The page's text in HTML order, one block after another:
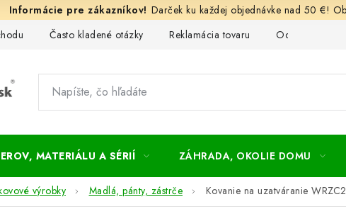
Darček ku každej objednávke nad 50 €!
Často kladené otázky Reklamácia tovaru Odstúpenie od
MATERIÁLU A SÉRIÍ ZÁHRADA, OKOLIE DOMU
výrobky Madlá, pánty, zástrče Kovanie na uzatváranie